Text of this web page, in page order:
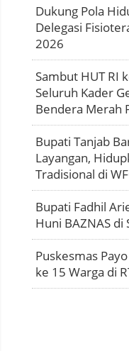
Dukung Pola
Delegasi
2026
Sambut HUT RI
Seluruh Kader
Bendera Merah
Bupati Tanjab
Layangan,
Tradisional di
Bupati Fadhil
Huni BAZNAS di
Puskesmas
ke 15 Warga di